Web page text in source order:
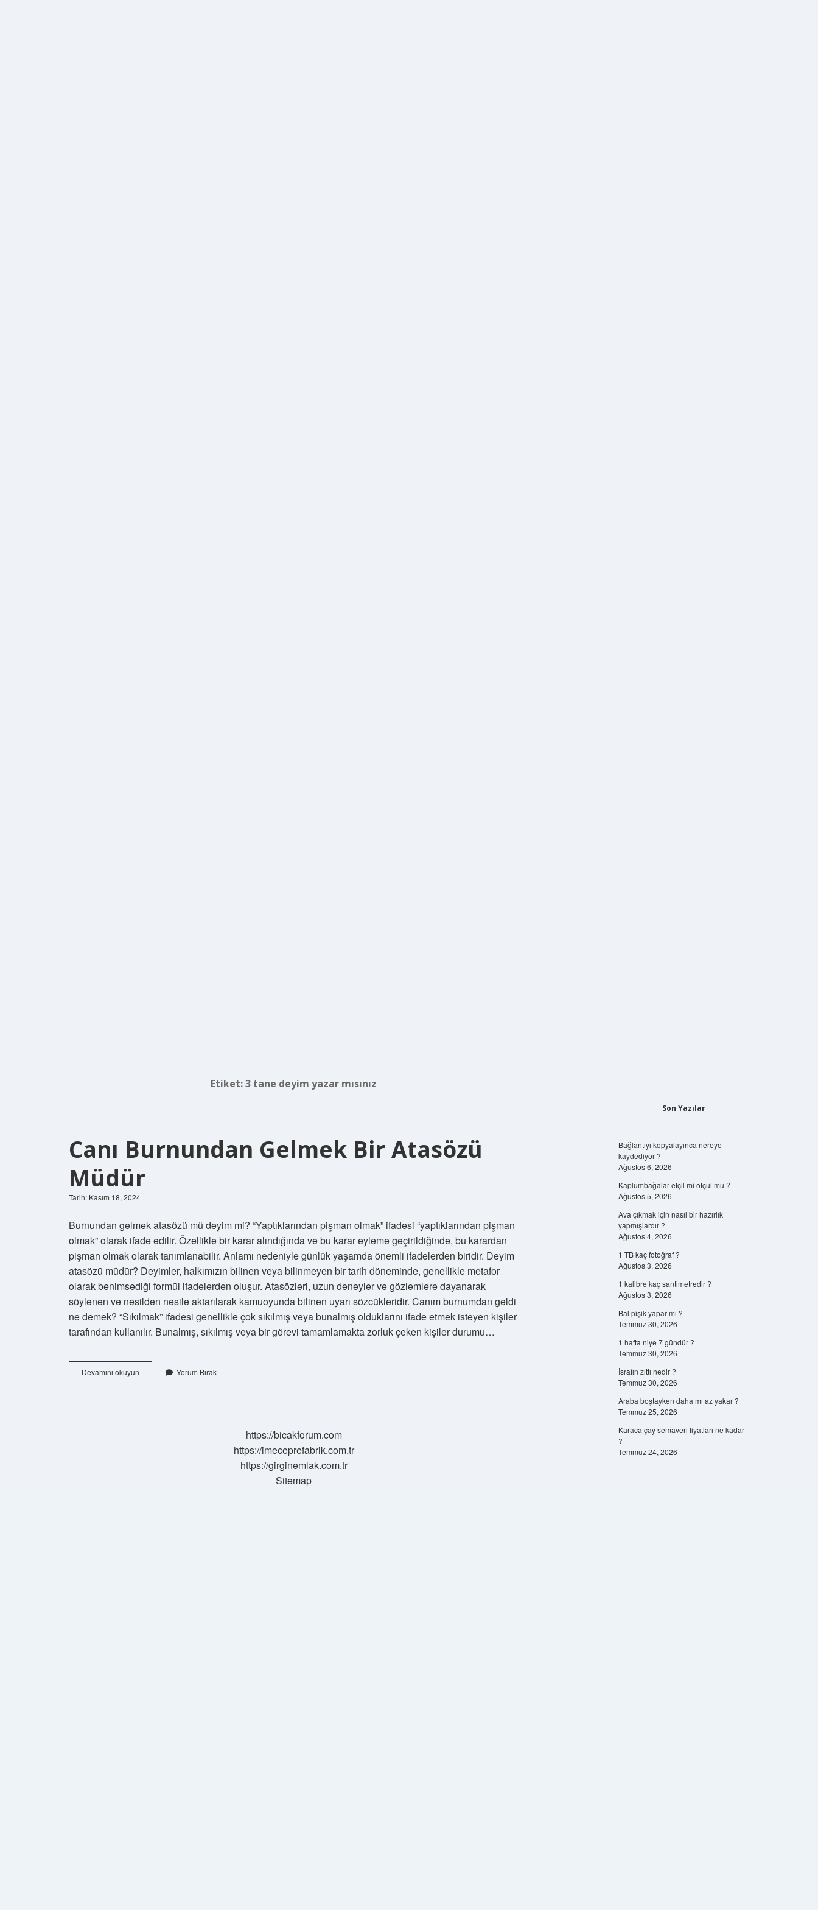
Etiket:3 tane deyim yazar mısınız
Canı Burnundan Gelmek Bir Atasözü
Müdür
Tarih: Kasım 18, 2024
Burnundan gelmek atasözü mü deyim mi? “Yaptıklarından pişman olmak” ifadesi “yaptıklarından pişman
olmak” olarak ifade edilir. Özellikle bir karar alındığında ve bu karar eyleme geçirildiğinde, bu karardan
pişman olmak olarak tanımlanabilir. Anlamı nedeniyle günlük yaşamda önemli ifadelerden biridir. Deyim
atasözü müdür? Deyimler, halkımızın bilinen veya bilinmeyen bir tarih döneminde, genellikle metafor
olarak benimsediği formül ifadelerden oluşur. Atasözleri, uzun deneyler ve gözlemlere dayanarak
söylenen ve nesilden nesile aktarılarak kamuoyunda bilinen uyarı sözcükleridir. Canım burnumdan geldi
ne demek? “Sıkılmak” ifadesi genellikle çok sıkılmış veya bunalmış olduklarını ifade etmek isteyen kişiler
tarafından kullanılır. Bunalmış, sıkılmış veya bir görevi tamamlamakta zorluk çeken kişiler durumu…
Devamını okuyun
Burnundan
Yorum Bırak
https://bicakforum.com
https://imeceprefabrik.com.tr
https://girginemlak.com.tr
Sitemap
Son Yazılar
Bağlantıyı kopyalayınca nereye
kaydediyor ?
Ağustos 6, 2026
Kaplumbağalar etçil mi otçul mu ?
Ağustos 5, 2026
Ava çıkmak için nasıl bir hazırlık
yapmışlardır ?
Ağustos 4, 2026
1 TB kaç fotoğraf ?
Ağustos 3, 2026
1 kalibre kaç santimetredir ?
Ağustos 3, 2026
Bal pişik yapar mı ?
Temmuz 30, 2026
1 hafta niye 7 gündür ?
Temmuz 30, 2026
İsrafın zıttı nedir ?
Temmuz 30, 2026
Araba boştayken daha mı az yakar ?
Temmuz 25, 2026
Karaca çay semaveri fiyatları ne kadar
?
Temmuz 24, 2026